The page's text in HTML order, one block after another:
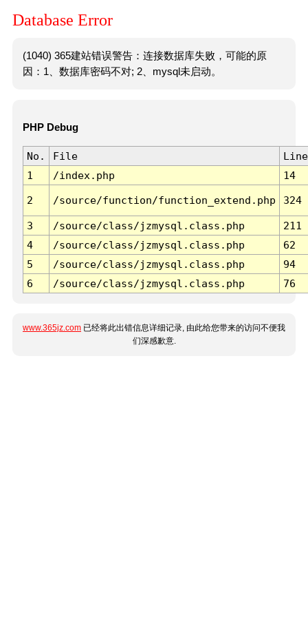
Database Error
(1040) 365建站错误警告：连接数据库失败，可能的原
因：1、数据库密码不对; 2、mysql未启动。
PHP Debug
No. File
Line
1
/index.php 14
2 /source/function/function_extend.php 324
3 /source/class/jzmysql.class.php
211
4
/source/class/jzmysql.class.php
62
5
/source/class/jzmysql.class.php
94
6
/source/class/jzmysql.class.php 76
www.365jz.com 已经将此出错信息详细记录, 由此给您带来的访问不便我
们深感歉意.